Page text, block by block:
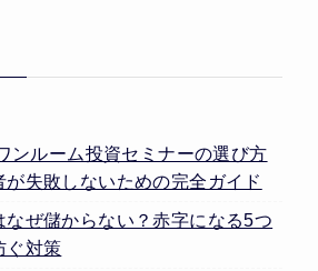
ンルーム投資セミナーの選び方
が失敗しないための完全ガイド
なぜ儲からない？赤字になる5つ
ぐ対策